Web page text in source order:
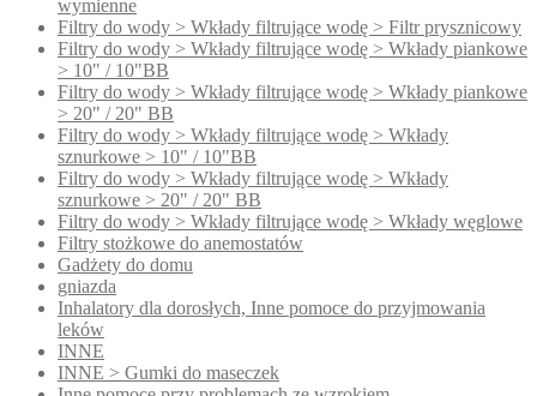
wymienne
Filtry do wody > Wkłady filtrujące wodę > Filtr prysznicowy
Filtry do wody > Wkłady filtrujące wodę > Wkłady piankowe
> 10" / 10"BB
Filtry do wody > Wkłady filtrujące wodę > Wkłady piankowe
> 20" / 20" BB
Filtry do wody > Wkłady filtrujące wodę > Wkłady
sznurkowe > 10" / 10"BB
Filtry do wody > Wkłady filtrujące wodę > Wkłady
sznurkowe > 20" / 20" BB
Filtry do wody > Wkłady filtrujące wodę > Wkłady węglowe
Filtry stożkowe do anemostatów
Gadżety do domu
gniazda
Inhalatory dla dorosłych, Inne pomoce do przyjmowania
leków
INNE
INNE > Gumki do maseczek